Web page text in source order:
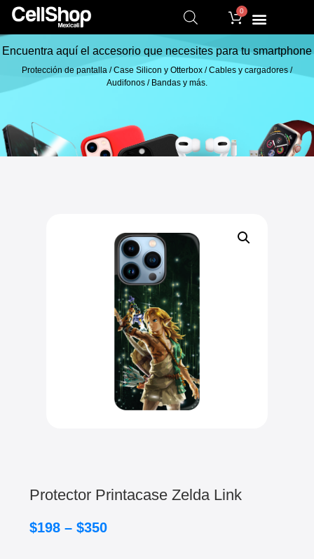
0
Encuentra aquí el accesorio que necesites para tu smartphone
Protección de pantalla / Case Silicon y Otterbox / Cables y cargadores /
Audifonos / Bandas y más.
Protector Printacase Zelda Link
$198 – $350